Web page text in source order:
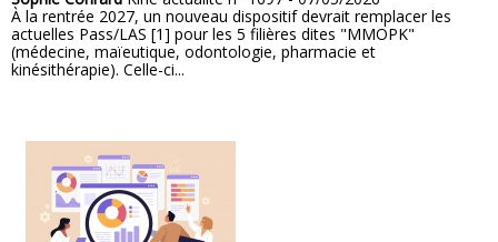
À la rentrée 2027, un nouveau dispositif devrait remplacer les
actuelles Pass/LAS [1] pour les 5 filières dites "MMOPK"
(médecine, maïeutique, odontologie, pharmacie et
kinésithérapie). Celle-ci...